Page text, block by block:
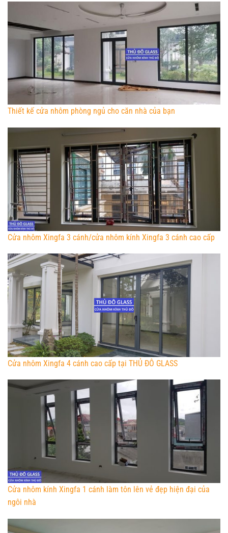
Thiết kế cửa nhôm phòng ngủ cho căn nhà của bạn
Cửa nhôm Xingfa 3 cánh/cửa nhôm kính Xingfa 3 cánh cao cấp
Cửa nhôm Xingfa 4 cánh cao cấp tại THỦ ĐÔ GLASS
Cửa nhôm kính Xingfa 1 cánh làm tôn lên vẻ đẹp hiện đại của
ngôi nhà